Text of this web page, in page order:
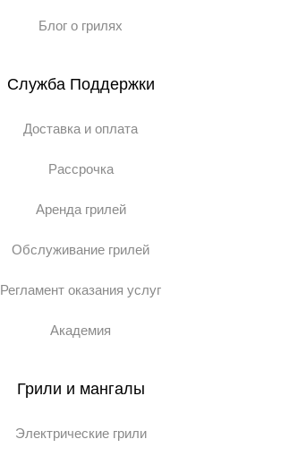
Блог о грилях
Служба Поддержки
Доставка и оплата
Рассрочка
Аренда грилей
Обслуживание грилей
Регламент оказания услуг
Академия
Грили и мангалы
Электрические грили